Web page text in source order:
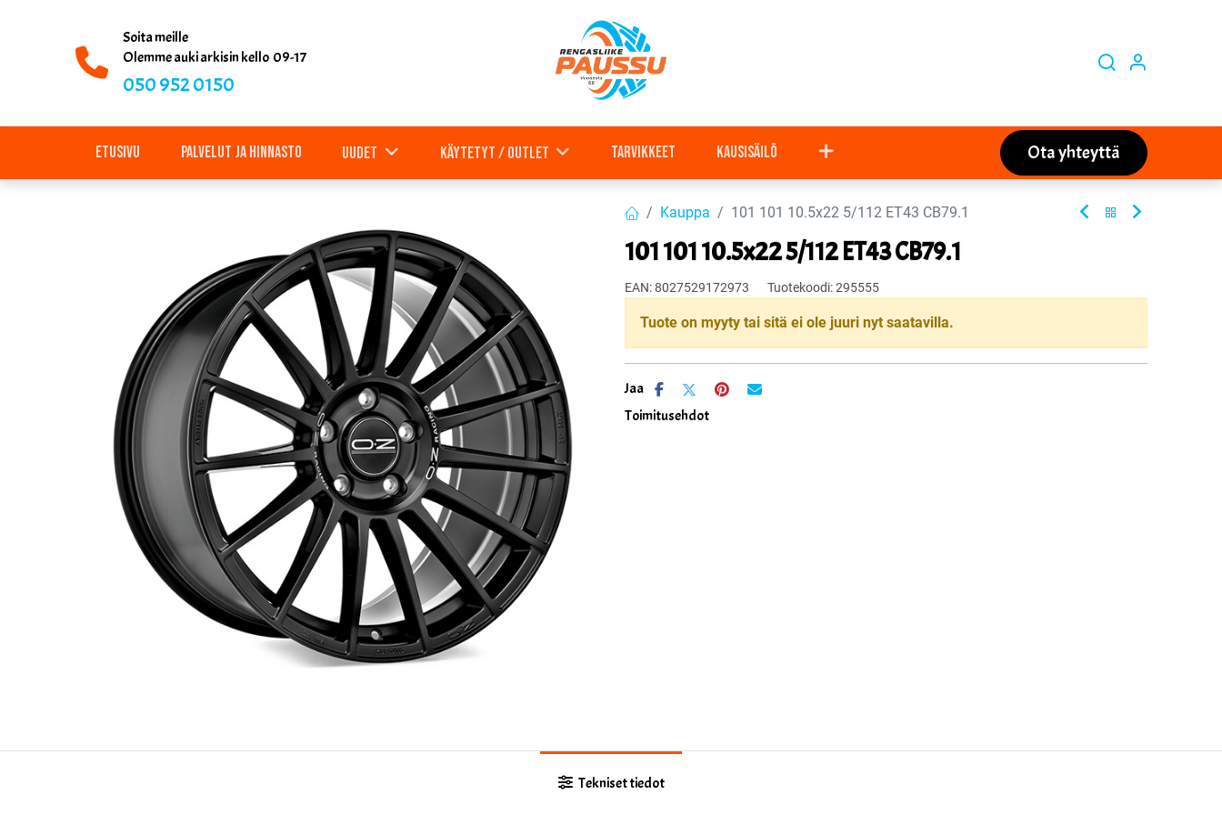
Soita meille
Olemme auki arkisin kello 09-17
050 952 0150
Etusivu Palvelut ja hinnasto Uudet Käytetyt / outlet Tarvikkeet Kausisäilö Ota yhteyttä
Kauppa 101 101 10.5x22 5/112 ET43 CB79.1
101 101 10.5x22 5/112 ET43 CB79.1
EAN:8027529172973 Tuotekoodi:295555
Tuote on myyty tai sitä ei ole juuri nyt saatavilla.
Jaa
Toimitusehdot
Tekniset tiedot